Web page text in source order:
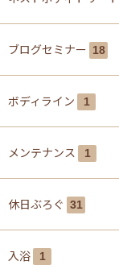
ブログセミナー 18
ボディライン 1
メンテナンス 1
休日ぶろぐ 31
入浴 1